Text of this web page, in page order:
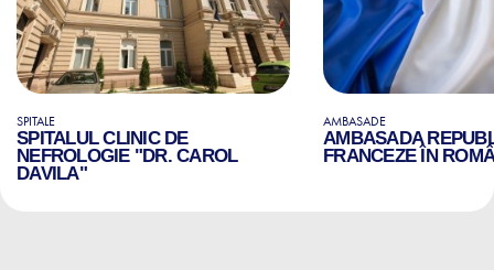
SPITALE
SPITALUL CLINIC DE
NEFROLOGIE "DR. CAROL
DAVILA"
AMBASADE
AMBASADA
FRANCEZE ÎN